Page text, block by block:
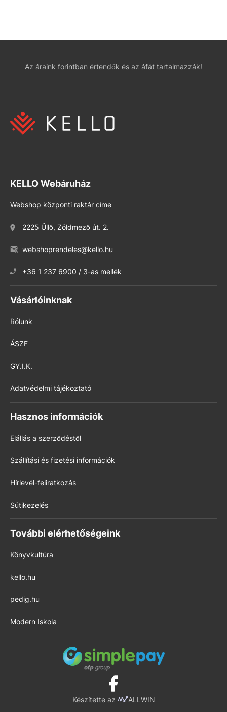
Az áraink forintban értendők és az áfát tartalmazzák!
KELLO Webáruház
Webshop központi raktár címe
2225 Üllő, Zöldmező út. 2.
webshoprendeles@kello.hu
+36 1 237 6900 / 3-as mellék
Vásárlóinknak
Rólunk
ÁSZF
GY.I.K.
Adatvédelmi tájékoztató
Hasznos információk
Elállás a szerződéstől
Szállítási és fizetési információk
Hírlevél-feliratkozás
Sütikezelés
További elérhetőségeink
Könyvkultúra
kello.hu
pedig.hu
Modern Iskola
Készítette az ALLWIN